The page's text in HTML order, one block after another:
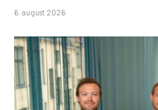
6. august 2026